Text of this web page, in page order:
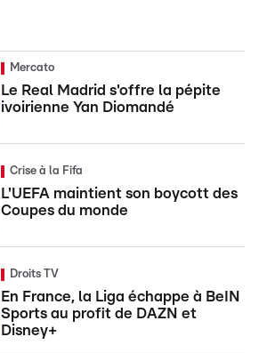
Mercato
Le Real Madrid s'offre la pépite
ivoirienne Yan Diomandé
Crise à la Fifa
L'UEFA maintient son boycott des
Coupes du monde
Droits TV
En France, la Liga échappe à BeIN
Sports au profit de DAZN et
Disney+